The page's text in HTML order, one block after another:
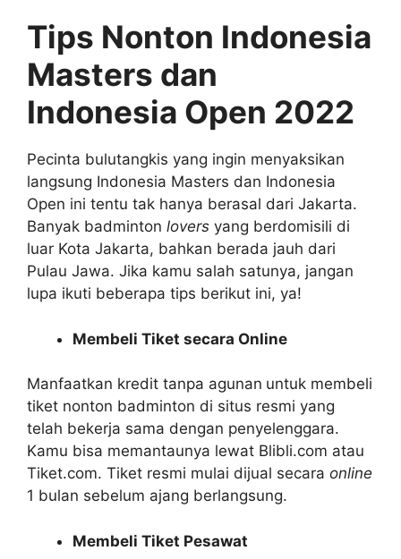
Tips Nonton Indonesia
Masters dan
Indonesia Open 2022
Pecinta bulutangkis yang ingin menyaksikan
langsung Indonesia Masters dan Indonesia
Open ini tentu tak hanya berasal dari Jakarta.
Banyak badminton lovers yang berdomisili di
luar Kota Jakarta, bahkan berada jauh dari
Pulau Jawa. Jika kamu salah satunya, jangan
lupa ikuti beberapa tips berikut ini, ya!
Membeli Tiket secara Online
Manfaatkan kredit tanpa agunan untuk membeli
tiket nonton badminton di situs resmi yang
telah bekerja sama dengan penyelenggara.
Kamu bisa memantaunya lewat Blibli.com atau
Tiket.com. Tiket resmi mulai dijual secara online
1 bulan sebelum ajang berlangsung.
Membeli Tiket Pesawat